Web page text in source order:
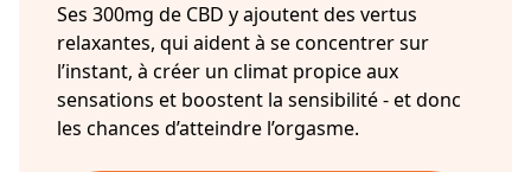
Ses 300mg de CBD y ajoutent des vertus
relaxantes, qui aident à se concentrer sur
l’instant, à créer un climat propice aux
sensations et boostent la sensibilité - et donc
les chances d’atteindre l’orgasme.